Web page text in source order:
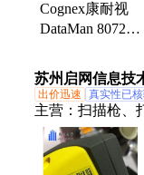
Cognex康耐视
DataMan 8072
读码器条码扫描
枪
苏州启网信息技
出价迅速 真实性已
主营： 扫描枪、